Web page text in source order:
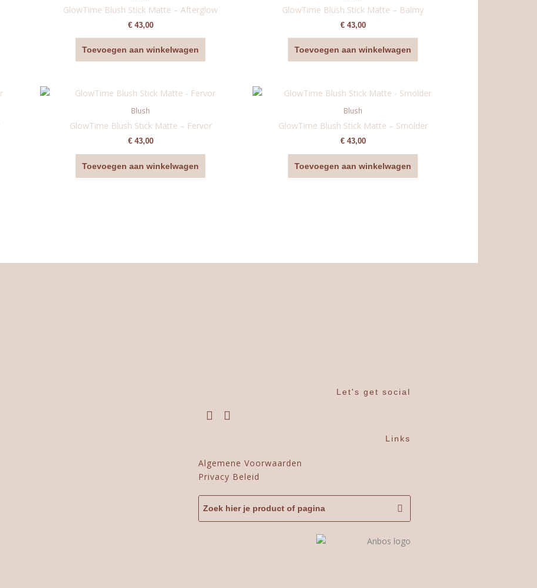
GlowTime Blush Stick Matte – Afterglow
€43,00
Toevoegen aan winkelwagen
GlowTime Blush Stick Matte – Balmy
€43,00
Toevoegen aan winkelwagen
Blush
GlowTime Blush Stick Matte – Fervor
€43,00
Toevoegen aan winkelwagen
Blush
GlowTime Blush Stick Matte – Smolder
€43,00
Toevoegen aan winkelwagen
Let's get social
Links
Algemene Voorwaarden
Privacy Beleid